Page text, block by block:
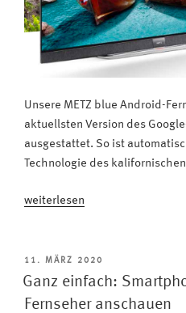
Unsere METZ blue Android-
aktuellsten Version des
ausgestattet. So ist
Technologie des
„Android
surft
man
mit
weiterlesen
VERÖFFENTLICHT
AM
11. MÄRZ 2020
Ganz einfach:
Fernseher anschauen